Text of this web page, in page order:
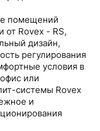
помещений
от Rovex - RS,
дизайн,
регулирования
условия в
или
системы Rovex
и